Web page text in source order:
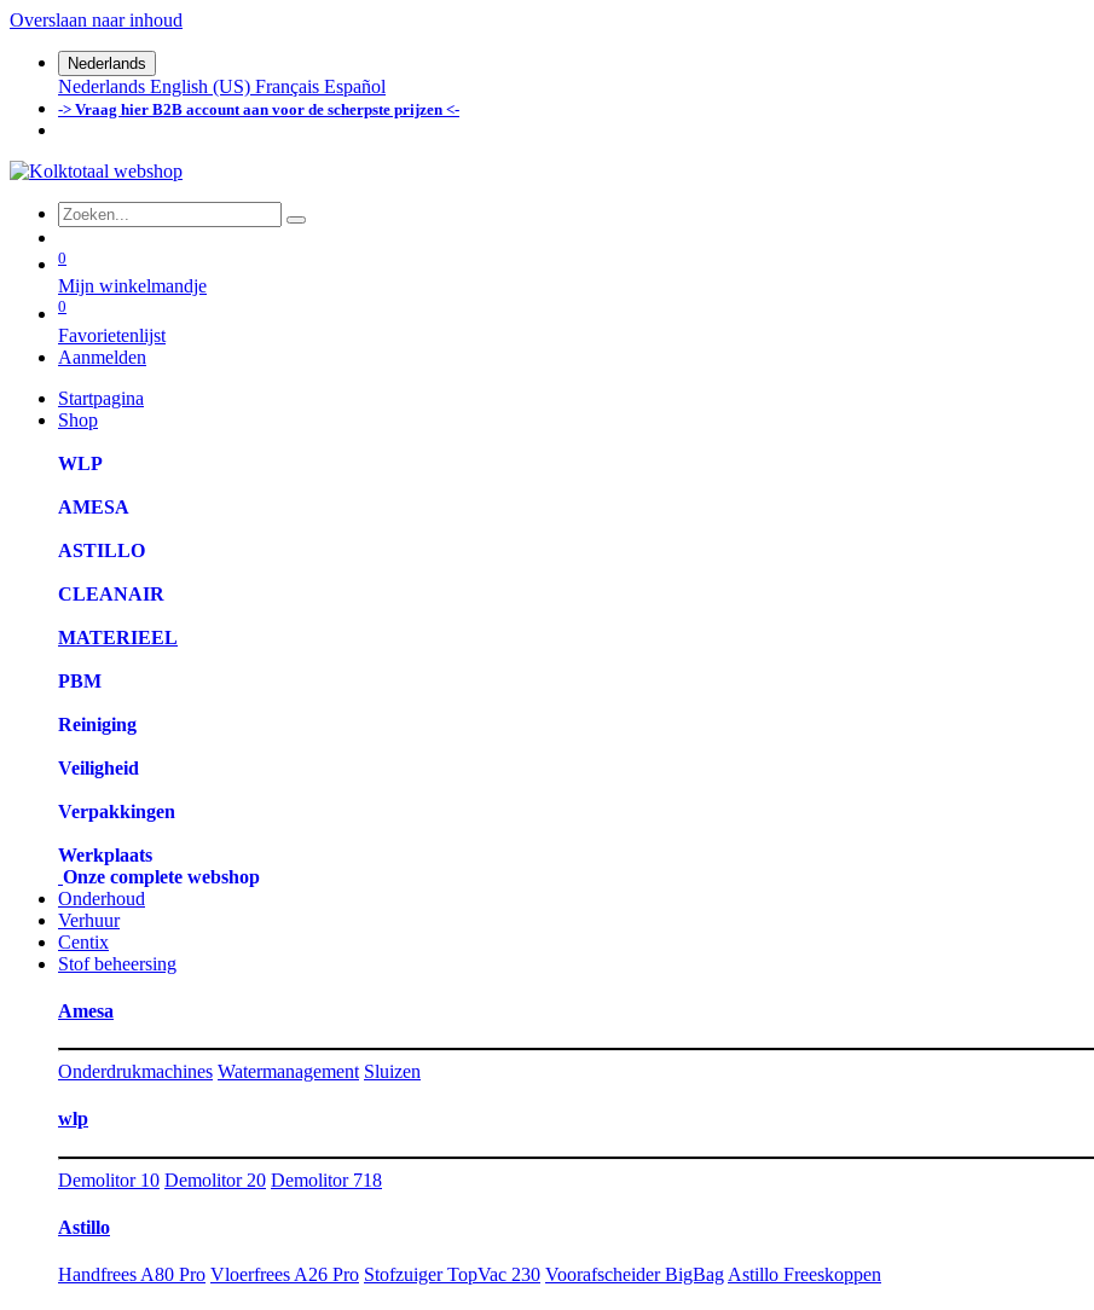
Overslaan naar inhoud
Nederlands
Nederlands English (US) Français Español
-> Vraag hier B2B account aan voor de scherpste prijzen <-
0
Mijn winkelmandje
0
Favorietenlijst
Aanmelden
Startpagina
Shop
WLP
AMESA
ASTILLO
CLEANAIR
MATERIEEL
PBM
Reiniging
Veiligheid
Verpakkingen
Werkplaats
Onze complete webshop
Onderhoud
Verhuur
Centix
Stof beheersing
Amesa
Onderdrukmachines Watermanagement Sluizen
wlp
Demolitor 10 Demolitor 20 Demolitor 718
Astillo
Handfrees A80 Pro Vloerfrees A26 Pro Stofzuiger TopVac 230 Voorafscheider BigBag Astillo Freeskoppen